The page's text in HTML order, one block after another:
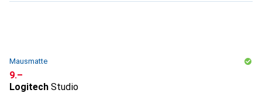
Mausmatte
CHF
9.–
Logitech Studio